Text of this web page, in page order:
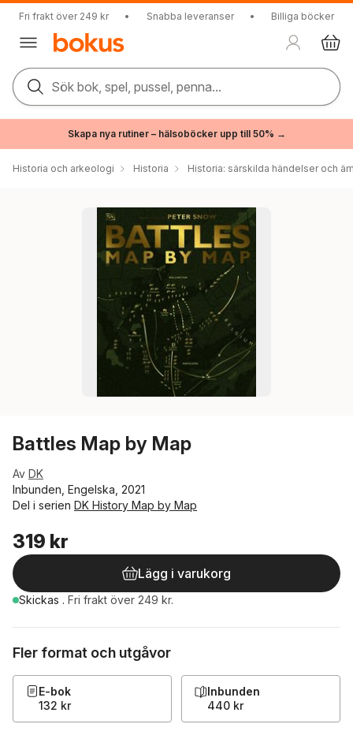
Fri frakt över 249 kr • Snabba leveranser • Billiga böcker
Sök bok, spel, pussel, penna...
Skapa nya rutiner – hälsoböcker upp till 50% →
Historia och arkeologi Historia Historia: särskilda händelser och
Battles Map by Map
Av DK
Inbunden, Engelska, 2021
Del i serien DK History Map by Map
319 kr
Lägg i varukorg
Skickas . Fri frakt över 249 kr.
Fler format och utgåvor
E-bok
132 kr
Inbunden
440 kr